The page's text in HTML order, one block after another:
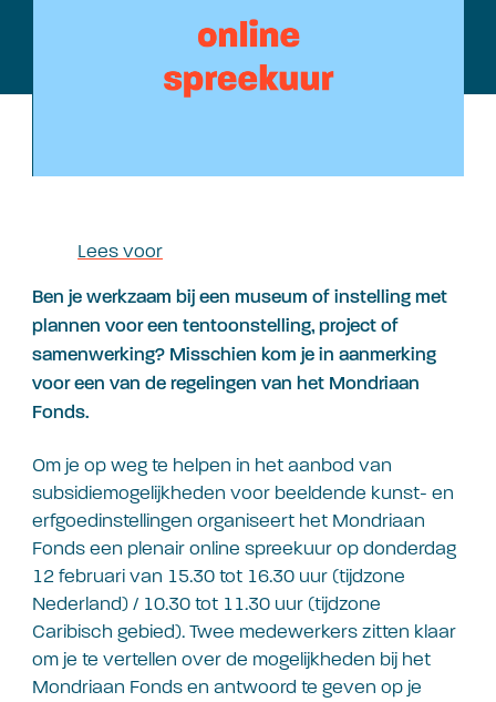
Lees voor
Ben je werkzaam bij een museum of instelling met
plannen voor een tentoonstelling, project of
samenwerking? Misschien kom je in aanmerking
voor een van de regelingen van het Mondriaan
Fonds.
Om je op weg te helpen in het aanbod van
subsidiemogelijkheden voor beeldende kunst- en
erfgoedinstellingen organiseert het Mondriaan
Fonds een plenair online spreekuur op donderdag
12 februari van 15.30 tot 16.30 uur (tijdzone
Nederland) / 10.30 tot 11.30 uur (tijdzone
Caribisch gebied). Twee medewerkers zitten klaar
om je te vertellen over de mogelijkheden bij het
Mondriaan Fonds en antwoord te geven op je